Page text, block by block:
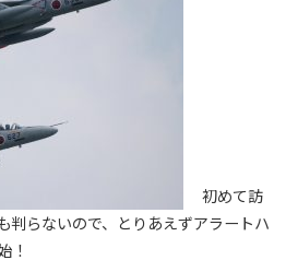
初めて訪
判らないので、とりあえずアラートハ
！